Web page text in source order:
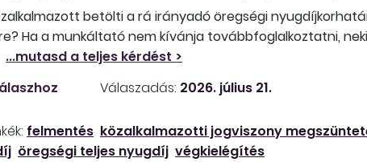
betölti a rá irányadó öregségi
Ha a munkáltató nem kívánja továbbfoglalkoztatni,
és mely időponttól? Milyen esetben jár felmentési idő, és
azt követően, azaz már nyugdíjasként?
után is a felmentési idő kiadását?
Válaszadás: 2026. július 21.
felmentés közalkalmazotti jogviszony
öregségi teljes nyugdíj végkielégítés